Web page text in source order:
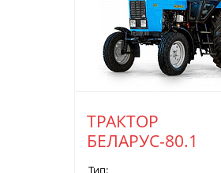
ТРАКТОР
БЕЛАРУС-80.1
Тип: